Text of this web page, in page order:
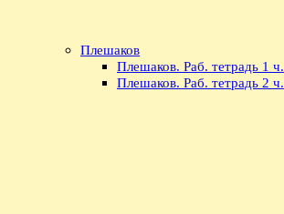
Плешаков
Плешаков. Раб. тетрадь 1 ч.
Плешаков. Раб. тетрадь 2 ч.